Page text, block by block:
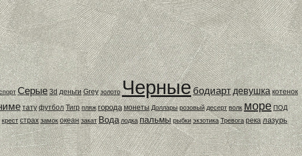
Серые 3d деньги Grey золото Черныебодиартдевушка котенок
тату футбол Тигр пляж города монеты Доллары розовый десерт волк море ПОД
крест страх замок океан закат Вода лодка пальмы рыбки экзотика Тревога река лазурь